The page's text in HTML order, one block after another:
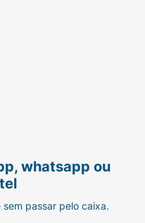
whatsapp ou
passar pelo caixa.